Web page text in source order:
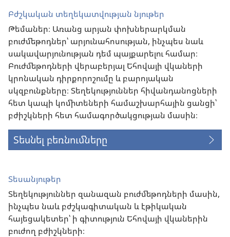
Բժշկական տեղեկատվության նյութեր
Թեմաներ։ Առանց արյան փոխներարկման
բուժմեթոդներ՝ արյունահոսության, ինչպես նաև
սակավարյունության դեմ պայքարելու համար։
Բուժմեթոդների վերաբերյալ Եհովայի վկաների
կրոնական դիրքորոշումը և բարոյական
սկզբունքները։ Տեղեկություններ հիվանդանոցների
հետ կապի կոմիտեների համաշխարհային ցանցի՝
բժիշկների հետ համագործակցության մասին։
Տեսնել բեռնումները
Տեսանյութեր
Տեղեկություններ զանազան բուժմեթոդների մասին,
ինչպես նաև բժշկագիտական և էթիկական
հայեցակետեր՝ ի գիտություն Եհովայի վկաներին
բուժող բժիշկների։